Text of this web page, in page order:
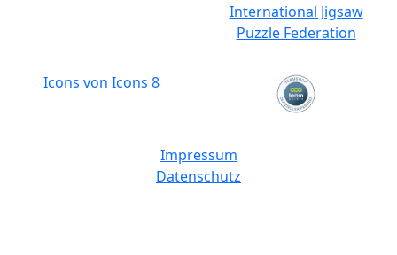
International Jigsaw
Puzzle Federation
Icons von Icons 8
Impressum
Datenschutz